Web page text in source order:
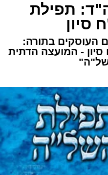
תפילת
סיון
העוסקים בתורה:
- המועצה הדתית